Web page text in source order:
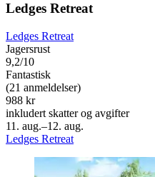
Ledges Retreat
Ledges Retreat
Jagersrust
9,2/10
Fantastisk
(21 anmeldelser)
988 kr
inkludert skatter og avgifter
11. aug.–12. aug.
Ledges Retreat